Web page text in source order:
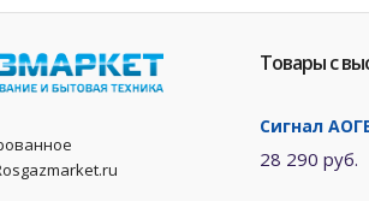
Товары с
Сигнал
28 290 руб.